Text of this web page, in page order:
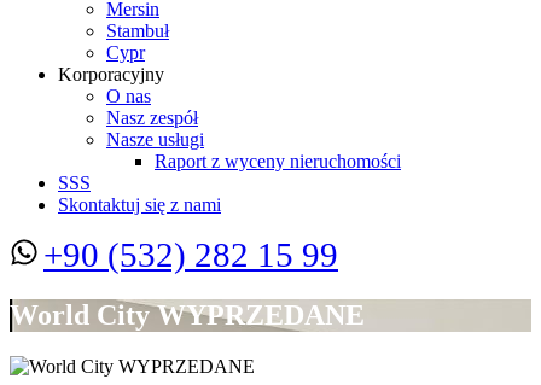
Mersin
Stambuł
Cypr
Korporacyjny
O nas
Nasz zespół
Nasze usługi
Raport z wyceny nieruchomości
SSS
Skontaktuj się z nami
+90 (532) 282 15 99
World City WYPRZEDANE